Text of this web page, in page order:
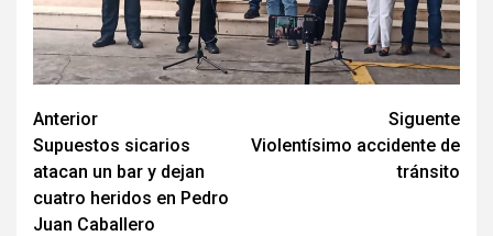
Navegación
de
entradas
Anterior
Supuestos sicarios
atacan un bar y dejan
cuatro heridos en Pedro
Juan Caballero
Siguente
Violentísimo accidente de
tránsito